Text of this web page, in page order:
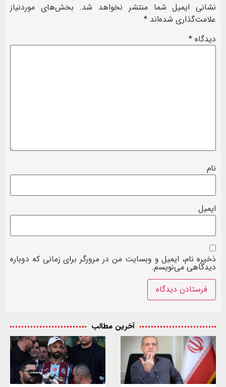
نشانی ایمیل شما منتشر نخواهد شد. بخش‌های موردنیاز
علامت‌گذاری شده‌اند *
دیدگاه *
نام
ایمیل
ذخیره نام، ایمیل و وبسایت من در مرورگر برای زمانی که دوباره
دیدگاهی می‌نویسم.
آخرین مطالب